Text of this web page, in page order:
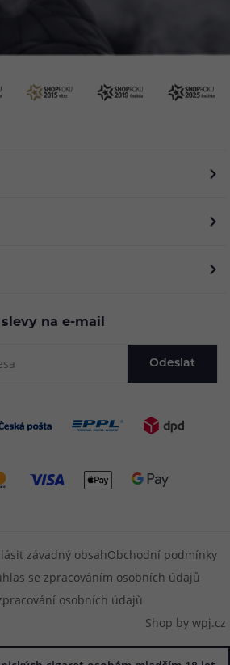
na e-mail
Odeslat
závadný obsahObchodní podmínky
se zpracováním osobních údajů
osobních údajů
Shop by wpj.cz